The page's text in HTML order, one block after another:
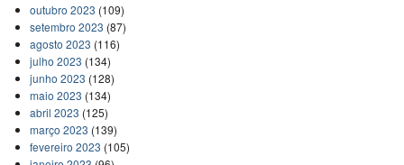
outubro 2023 (109)
setembro 2023 (87)
agosto 2023 (116)
julho 2023 (134)
junho 2023 (128)
maio 2023 (134)
abril 2023 (125)
março 2023 (139)
fevereiro 2023 (105)